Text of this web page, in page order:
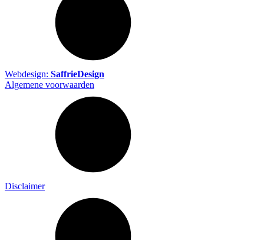
Webdesign: SaffrieDesign
Algemene voorwaarden
Disclaimer